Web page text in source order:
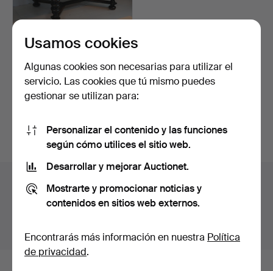
MESA DE COMEDOR
ANTIGUA.
Subastado 29 jun 2019
14 pujas
231 USD
Suscribir búsqueda
Archivo de subastas
Estás buscando en el archivo de subastas concluidas.
Usamos cookies
Algunas cookies son necesarias para utilizar el
servicio. Las cookies que tú mismo puedes
gestionar se utilizan para:
Personalizar el contenido y las funciones
según cómo utilices el sitio web.
Desarrollar y mejorar Auctionet.
Mostrarte y promocionar noticias y
contenidos en sitios web externos.
Encontrarás más información en nuestra Política
de privacidad.